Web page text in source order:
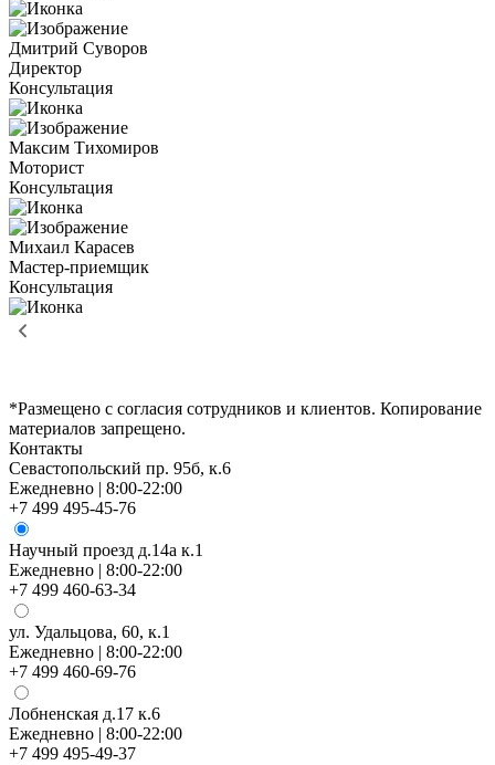
Дмитрий Суворов
Директор
Консультация
Максим Тихомиров
Моторист
Консультация
Михаил Карасев
Мастер-приемщик
Консультация
*Размещено с согласия сотрудников и клиентов. Копирование
материалов запрещено.
Контакты
Севастопольский пр. 95б, к.6
Ежедневно | 8:00-22:00
+7 499 495-45-76
Научный проезд д.14а к.1
Ежедневно | 8:00-22:00
+7 499 460-63-34
ул. Удальцова, 60, к.1
Ежедневно | 8:00-22:00
+7 499 460-69-76
Лобненская д.17 к.6
Ежедневно | 8:00-22:00
+7 499 495-49-37